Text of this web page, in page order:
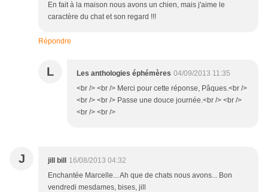
En fait à la maison nous avons un chien, mais j'aime le
caractère du chat et son regard !!!
Répondre
L Les anthologies éphémères 04/09/2013 11:35
<br /> <br /> Merci pour cette réponse, Pâques.<br />
<br /> <br /> Passe une douce journée.<br /> <br />
<br /> <br />
J jill bill
16/08/2013 04:32
Enchantée Marcelle... Ah que de chats nous avons... Bon
vendredi mesdames, bises, jill